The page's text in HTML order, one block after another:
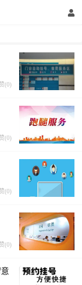
(0)
(0)
(0)
(0)